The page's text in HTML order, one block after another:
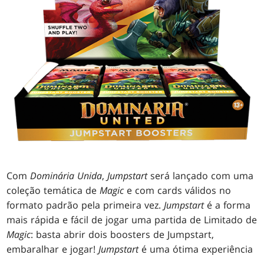
ComDominária Unida,Jumpstartserá lançado com uma
coleção temática deMagic e com cards válidos no
formato padrão pela primeira vez.Jumpstarté a forma
mais rápida e fácil de jogar uma partida de Limitado de
Magic: basta abrir dois boosters de Jumpstart,
embaralhar e jogar!Jumpstarté uma ótima experiência